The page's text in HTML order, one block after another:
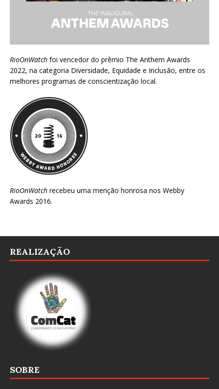
RioOnWatch foi vencedor do prêmio The Anthem Awards
2022, na categoria Diversidade, Equidade e Inclusão, entre os
melhores programas de conscientização local.
RioOnWatch recebeu uma menção honrosa nos Webby
Awards 2016.
REALIZAÇÃO
SOBRE